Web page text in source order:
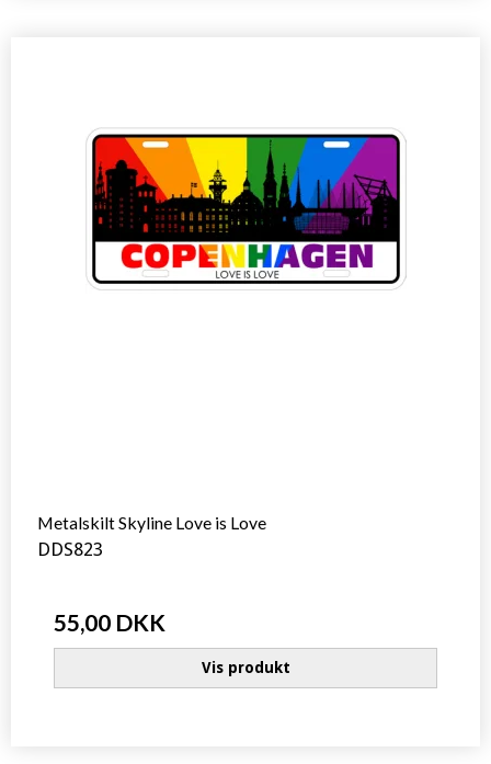
Metalskilt Skyline Love is Love
DDS823
55,00 DKK
Vis produkt